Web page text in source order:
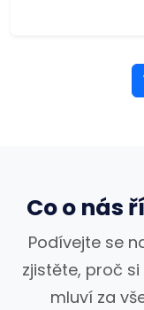
Co o nás
Podívejte se
zjistěte, proč
mluví za